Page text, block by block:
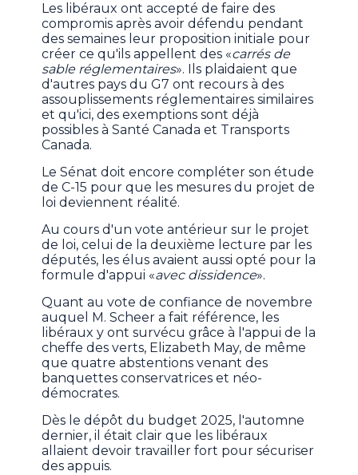
Les libéraux ont accepté de faire des
compromis après avoir défendu pendant
des semaines leur proposition initiale pour
créer ce qu'ils appellent des «carrés de
sable réglementaires». Ils plaidaient que
d'autres pays du G7 ont recours à des
assouplissements réglementaires similaires
et qu'ici, des exemptions sont déjà
possibles à Santé Canada et Transports
Canada.
Le Sénat doit encore compléter son étude
de C-15 pour que les mesures du projet de
loi deviennent réalité.
Au cours d'un vote antérieur sur le projet
de loi, celui de la deuxième lecture par les
députés, les élus avaient aussi opté pour la
formule d'appui «avec dissidence».
Quant au vote de confiance de novembre
auquel M. Scheer a fait référence, les
libéraux y ont survécu grâce à l'appui de la
cheffe des verts, Elizabeth May, de même
que quatre abstentions venant des
banquettes conservatrices et néo-
démocrates.
Dès le dépôt du budget 2025, l'automne
dernier, il était clair que les libéraux
allaient devoir travailler fort pour sécuriser
des appuis.